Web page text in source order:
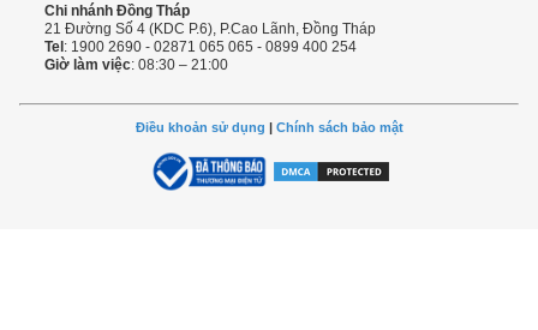
Chi nhánh Đồng Tháp
21 Đường Số 4 (KDC P.6), P.Cao Lãnh, Đồng Tháp
Tel: 1900 2690 - 02871 065 065 - 0899 400 254
Giờ làm việc: 08:30 – 21:00
Điều khoản sử dụng | Chính sách bảo mật